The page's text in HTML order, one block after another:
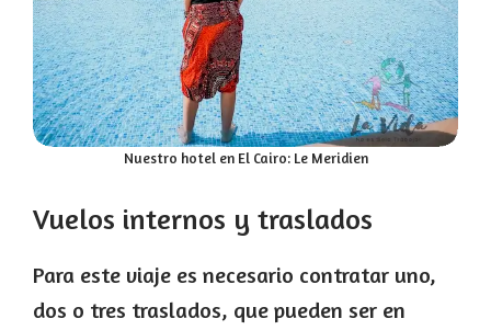
Nuestro hotel en El Cairo: Le Meridien
Vuelos internos y traslados
Para este viaje es necesario contratar uno,
dos o tres traslados, que pueden ser en